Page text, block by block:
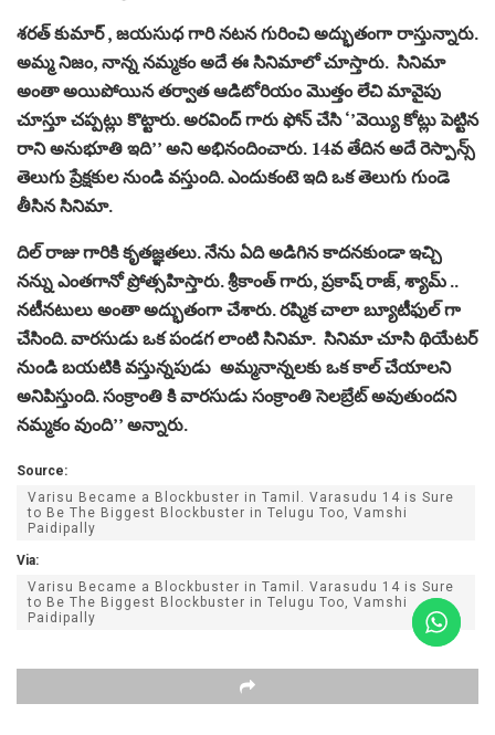
శరత్ కుమార్ , జయసుధ గారి నటన గురించి అద్భుతంగా రాస్తున్నారు.
అమ్మ నిజం, నాన్న నమ్మకం అదే ఈ సినిమాలో చూస్తారు. సినిమా
అంతా అయిపోయిన తర్వాత ఆడిటోరియం మొత్తం లేచి మావైపు
చూస్తూ చప్పట్లు కొట్టారు. అరవింద్ గారు ఫోన్ చేసి ‘’వెయ్యి కోట్లు పెట్టిన
రాని అనుభూతి ఇది’’ అని అభినందించారు. 14వ తేదిన అదే రెస్పాన్స్
తెలుగు ప్రేక్షకుల నుండి వస్తుంది. ఎందుకంటె ఇది ఒక తెలుగు గుండె
తీసిన సినిమా.
దిల్ రాజు గారికి కృతజ్ఞతలు. నేను ఏది అడిగిన కాదనకుండా ఇచ్చి
నన్ను ఎంతగానో ప్రోత్సహిస్తారు. శ్రీకాంత్ గారు, ప్రకాష్ రాజ్, శ్యామ్ ..
నటీనటులు అంతా అద్భుతంగా చేశారు. రష్మిక చాలా బ్యూటీఫుల్ గా
చేసింది. వారసుడు ఒక పండగ లాంటి సినిమా. సినిమా చూసి థియేటర్
నుండి బయటికి వస్తున్నపుడు అమ్మనాన్నలకు ఒక కాల్ చేయాలని
అనిపిస్తుంది. సంక్రాంతి కి వారసుడు సంక్రాంతి సెలబ్రేట్ అవుతుందని
నమ్మకం వుంది’’ అన్నారు.
Source:
Varisu Became a Blockbuster in Tamil. Varasudu 14 is Sure
to Be The Biggest Blockbuster in Telugu Too, Vamshi
Paidipally
Via:
Varisu Became a Blockbuster in Tamil. Varasudu 14 is Sure
to Be The Biggest Blockbuster in Telugu Too, Vamshi
Paidipally